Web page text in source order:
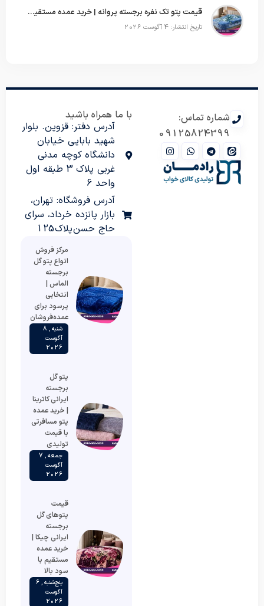
قیمت پتو تک نفره برجسته پروانه | خرید عمده مستقیم با بهترین قیمت بازار
تاریخ انتشار: 4 آگوست 2026
شماره تماس:
09125824399
با ما همراه باشید
آدرس دفتر: قزوین. بلوار
شهید بابایی خیابان
دانشگاه کوچه مدنی
غربی پلاک 3 طبقه اول
واحد 6
آدرس فروشگاه: تهران،
بازار پانزده خرداد، سرای
حاج حسن پلاک 125
مرکز فروش
انواع پتو گل
برجسته
الماس |
انتخابی
پرسود برای
عمده‌فروشان
شنبه , 8
آگوست
2026
پتو گل
برجسته
ایرانی کاترینا
| خرید عمده
پتو مسافرتی
با قیمت
تولیدی
جمعه , 7
آگوست
2026
قیمت
پتوهای گل
برجسته
ایرانی چیکا |
خرید عمده
مستقیم با
سود بالا
پنج‌شنبه , 6
آگوست
2026